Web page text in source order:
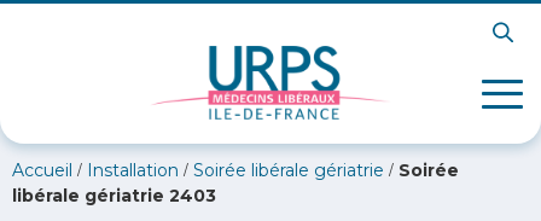
Accueil / Installation / Soirée libérale gériatrie / Soirée
libérale gériatrie 2403